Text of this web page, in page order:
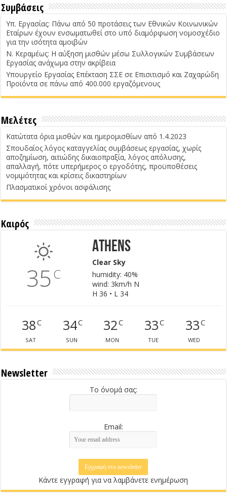
Συμβάσεις
Υπ. Εργασίας: Πάνω από 50 προτάσεις των Εθνικών Κοινωνικών
Εταίρων έχουν ενσωματωθεί στο υπό διαμόρφωση νομοσχέδιο
για την ισότητα αμοιβών
Ν. Κεραμέως: Η αύξηση μισθών μέσω Συλλογικών Συμβάσεων
Εργασίας ανάχωμα στην ακρίβεια
Υπουργείο Εργασίας Επέκταση ΣΣΕ σε Επισιτισμό και Ζαχαρώδη
Προϊόντα σε πάνω από 400.000 εργαζόμενους
Μελέτες
Κατώτατα όρια μισθών και ημερομισθίων από 1.4.2023
Σπουδαίος λόγος καταγγελίας συμβάσεως εργασίας, χωρίς
αποζημίωση, αιτιώδης δικαιοπραξία, λόγος απόλυσης,
απαλλαγή, πότε υπερήμερος ο εργοδότης, προϋποθέσεις
νομιμότητας και κρίσεις δικαστηρίων
Πλασματικοί χρόνοι ασφάλισης
Καιρός
35C
Athens
Clear Sky
humidity: 40%
wind: 3km/h N
H 36 • L 34
38C
SAT
34C
SUN
32C
MON
33C
TUE
33C
WED
Newsletter
Το όνομά σας:
Email:
Κάντε εγγραφή για να λαμβάνετε ενημέρωση